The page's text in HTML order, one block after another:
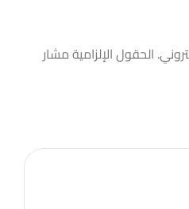
الحقول الإلزامية مشار